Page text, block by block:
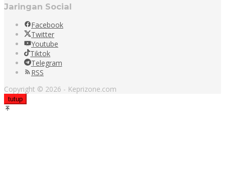
Jaringan Social
Facebook
Twitter
Youtube
Tiktok
Telegram
RSS
Copyright © 2026 - Keprizone.com
tutup